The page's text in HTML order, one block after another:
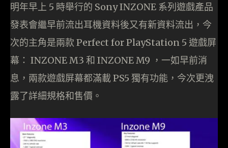
明年早上 5 時舉行的 Sony INZONE 系列遊戲產品
發表會繼早前流出耳機資料後又有新資料流出，今
次的主角是兩款 Perfect for PlayStation 5 遊戲屏
幕： INZONE M3 和 INZONE M9 ，一如早前消
息，兩款遊戲屏幕都滿載 PS5 獨有功能，今次更洩
露了詳細規格和售價。